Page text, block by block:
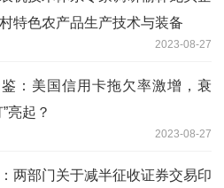
特色农产品生产技术与装备
2023-08-27
鉴：美国信用卡拖欠率激增，衰
亮起？
2023-08-27
两部门关于减半征收证券交易印